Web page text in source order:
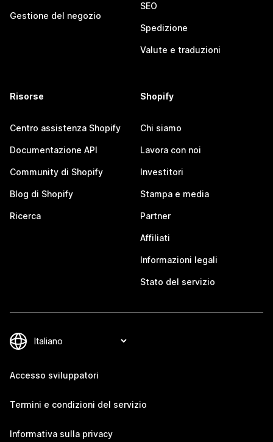
Gestione del negozio
SEO
Spedizione
Valute e traduzioni
Risorse
Centro assistenza Shopify
Documentazione API
Community di Shopify
Blog di Shopify
Ricerca
Shopify
Chi siamo
Lavora con noi
Investitori
Stampa e media
Partner
Affiliati
Informazioni legali
Stato del servizio
Accesso sviluppatori
Termini e condizioni del servizio
Informativa sulla privacy